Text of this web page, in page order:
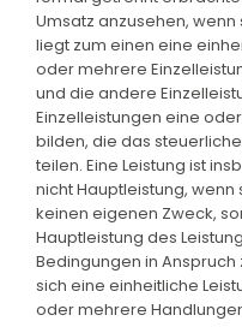
Umsatz anzusehen,
liegt zum einen eine
oder mehrere
und die andere
Einzelleistungen eine
bilden, die das
teilen. Eine Leistung ist
nicht Hauptleistung,
keinen eigenen Zweck,
Hauptleistung des
Bedingungen in
sich eine einheitliche
oder mehrere